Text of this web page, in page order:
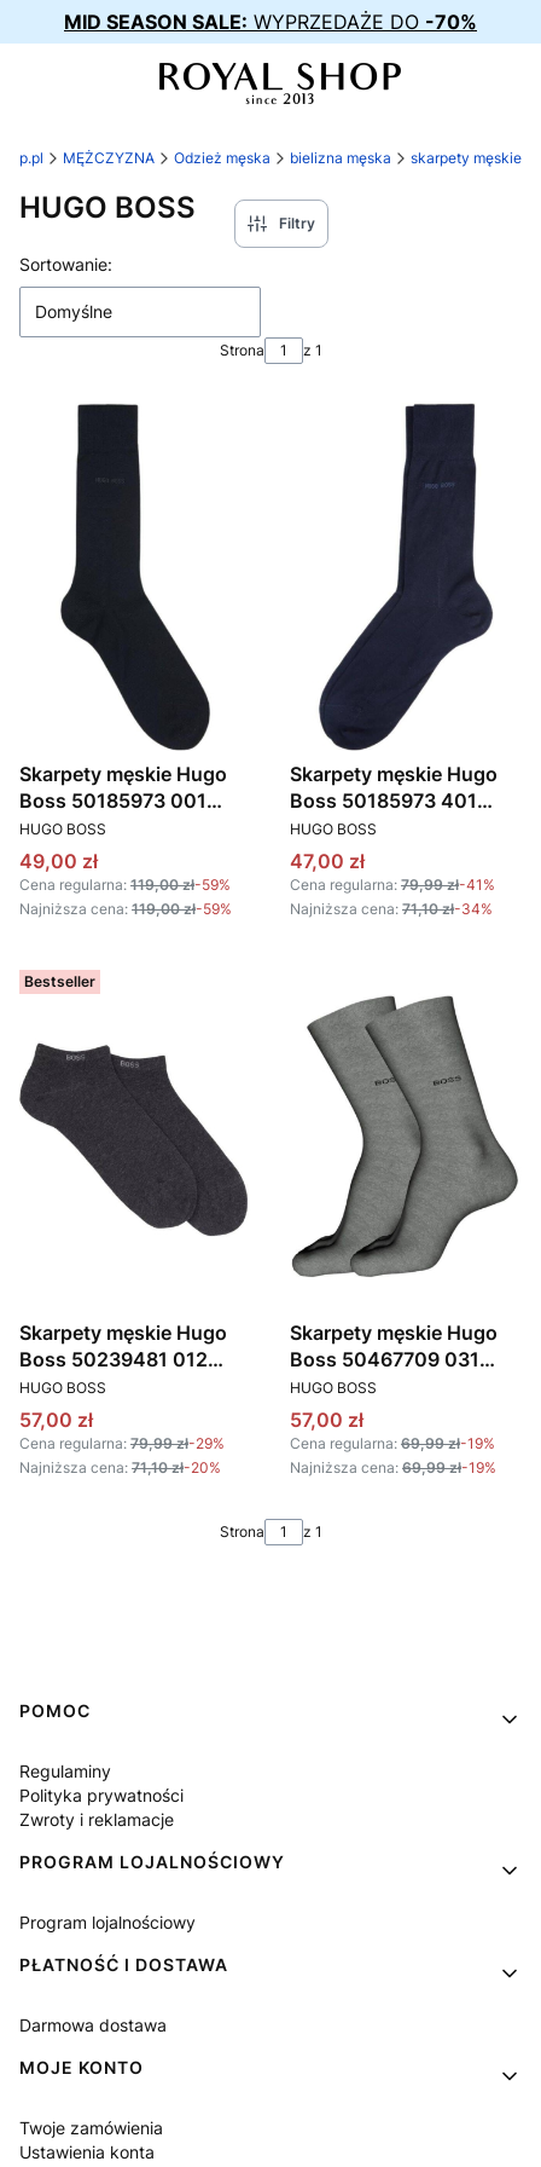
MID SEASON SALE: WYPRZEDAŻE DO -70%
MĘŻCZYZNA Odzież męska bielizna męska skarpety męskie
HUGO BOSS Filtry
Lista produktów
Sortowanie:
Domyślne
Strona z 1
Skarpety męskie Hugo
Boss 50185973 001
czarny
PRODUCENT
HUGO BOSS
Cena promocyjna
49,00 zł
Cena regularna: 119,00 zł-59%
Najniższa cena: 119,00 zł-59%
Skarpety męskie Hugo
Boss 50185973 401
granatowy
PRODUCENT
HUGO BOSS
Cena promocyjna
47,00 zł
Cena regularna: 79,99 zł-41%
Najniższa cena: 71,10 zł-34%
Bestseller
Skarpety męskie Hugo
Boss 50239481 012
ciemny szary 2-PACK
PRODUCENT
HUGO BOSS
Cena promocyjna
57,00 zł
Cena regularna: 79,99 zł-29%
Najniższa cena: 71,10 zł-20%
Skarpety męskie Hugo
Boss 50467709 031
ciemny szary 2-PACK
PRODUCENT
HUGO BOSS
Cena promocyjna
57,00 zł
Cena regularna: 69,99 zł-19%
Najniższa cena: 69,99 zł-19%
Strona z 1
Linki w stopce
POMOC
Regulaminy
Polityka prywatności
Zwroty i reklamacje
PROGRAM LOJALNOŚCIOWY
Program lojalnościowy
PŁATNOŚĆ I DOSTAWA
Darmowa dostawa
MOJE KONTO
Twoje zamówienia
Ustawienia konta